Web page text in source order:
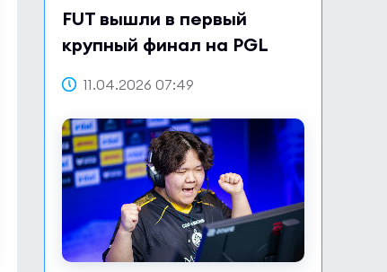
FUT вышли в первый
крупный финал на PGL
11.04.2026 07:49